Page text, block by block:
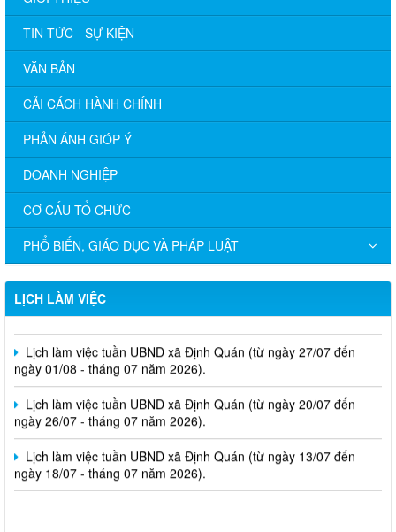
TIN TỨC - SỰ KIỆN
VĂN BẢN
CẢI CÁCH HÀNH CHÍNH
PHẢN ÁNH GIÓP Ý
DOANH NGHIỆP
CƠ CẤU TỔ CHỨC
PHỔ BIẾN, GIÁO DỤC VÀ PHÁP LUẬT
LỊCH LÀM VIỆC
Lịch làm việc tuần UBND xã Định Quán (từ ngày 03/08 đến
ngày 08/08 - tháng 08 năm 2026).
Lịch làm việc tuần UBND xã Định Quán (từ ngày 27/07 đến
ngày 01/08 - tháng 07 năm 2026).
Lịch làm việc tuần UBND xã Định Quán (từ ngày 20/07 đến
ngày 26/07 - tháng 07 năm 2026).
Lịch làm việc tuần UBND xã Định Quán (từ ngày 13/07 đến
ngày 18/07 - tháng 07 năm 2026).